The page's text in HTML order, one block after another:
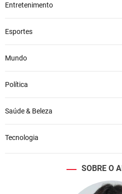
Entretenimento
Esportes
Mundo
Política
Saúde & Beleza
Tecnologia
SOBRE O